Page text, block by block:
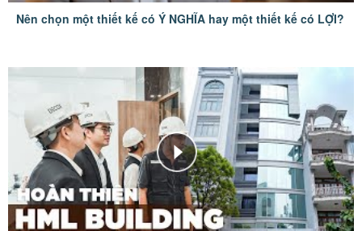
Nên chọn một thiết kế có Ý NGHĨA hay một thiết kế có LỢI?